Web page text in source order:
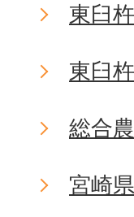
東臼
東臼
総合
宮崎